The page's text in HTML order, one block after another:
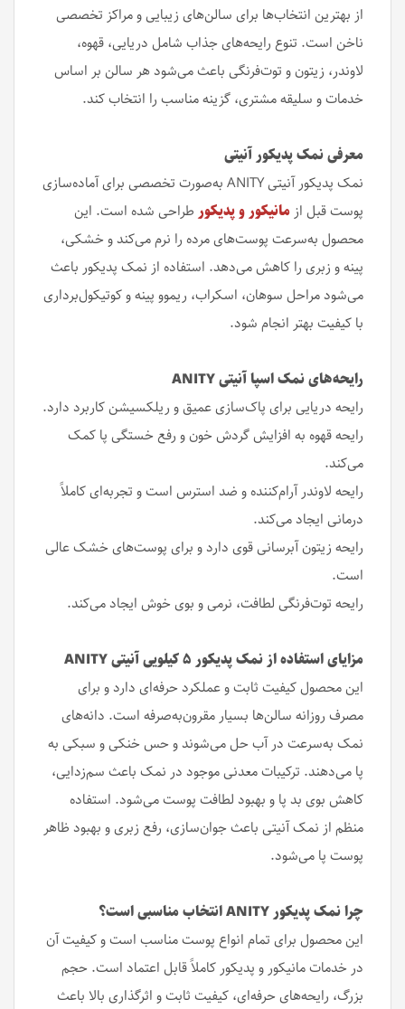
از بهترین انتخاب‌ها برای سالن‌های زیبایی و مراکز تخصصی
ناخن است. تنوع رایحه‌های جذاب شامل دریایی، قهوه،
لاوندر، زیتون و توت‌فرنگی باعث می‌شود هر سالن بر اساس
خدمات و سلیقه مشتری، گزینه مناسب را انتخاب کند.
معرفی نمک پدیکور آنیتی
نمک پدیکور آنیتی ANITY به‌صورت تخصصی برای آماده‌سازی
پوست قبل ازمانیکور و پدیکورطراحی شده است. این
محصول به‌سرعت پوست‌های مرده را نرم می‌کند و خشکی،
پینه و زبری را کاهش می‌دهد. استفاده از نمک پدیکور باعث
می‌شود مراحل سوهان، اسکراب، ریموو پینه و کوتیکول‌برداری
با کیفیت بهتر انجام شود.
رایحه‌های نمک اسپا آنیتی ANITY
رایحه دریایی برای پاک‌سازی عمیق و ریلکسیشن کاربرد دارد.
رایحه قهوه به افزایش گردش خون و رفع خستگی پا کمک
می‌کند.
رایحه لاوندر آرام‌کننده و ضد استرس است و تجربه‌ای کاملاً
درمانی ایجاد می‌کند.
رایحه زیتون آبرسانی قوی دارد و برای پوست‌های خشک عالی
است.
رایحه توت‌فرنگی لطافت، نرمی و بوی خوش ایجاد می‌کند.
مزایای استفاده از نمک پدیکور ۵ کیلویی آنیتی ANITY
این محصول کیفیت ثابت و عملکرد حرفه‌ای دارد و برای
مصرف روزانه سالن‌ها بسیار مقرون‌به‌صرفه است. دانه‌های
نمک به‌سرعت در آب حل می‌شوند و حس خنکی و سبکی به
پا می‌دهند. ترکیبات معدنی موجود در نمک باعث سم‌زدایی،
کاهش بوی بد پا و بهبود لطافت پوست می‌شود. استفاده
منظم از نمک آنیتی باعث جوان‌سازی، رفع زبری و بهبود ظاهر
پوست پا می‌شود.
چرا نمک پدیکور ANITY انتخاب مناسبی است؟
این محصول برای تمام انواع پوست مناسب است و کیفیت آن
در خدمات مانیکور و پدیکور کاملاً قابل اعتماد است. حجم
بزرگ، رایحه‌های حرفه‌ای، کیفیت ثابت و اثرگذاری بالا باعث